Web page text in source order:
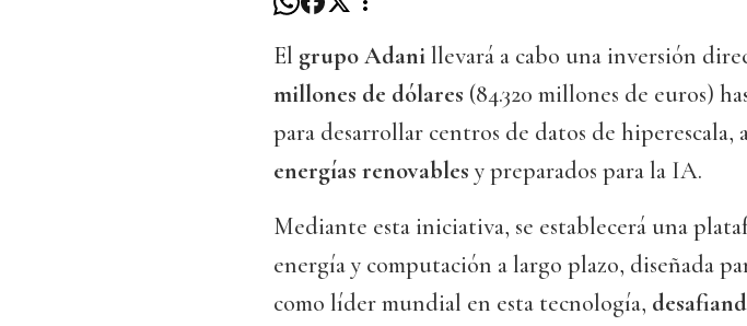
El grupo Adanillevará a cabo una inversión
millones de dólares (84.320 millones de euros)
para desarrollar centros de datos de hiperescala,
energías renovables y preparados para la IA.
Mediante esta iniciativa, se establecerá una
energía y computación a largo plazo, diseñada
como líder mundial en esta tecnología,